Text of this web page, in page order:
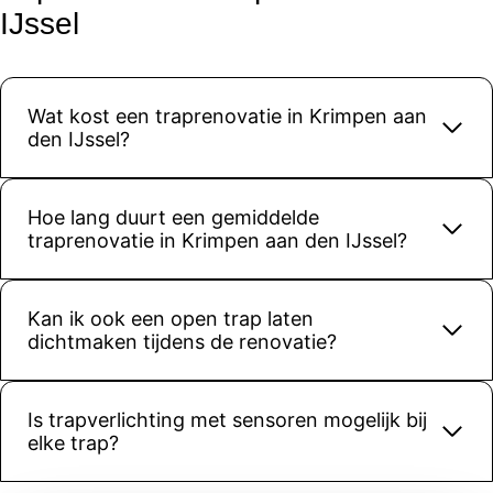
uit,
gehoopt.
Kortom:
een
baar
bedrijf
met
chap.
een
IJssel
Wat kost een traprenovatie in Krimpen aan
den IJssel?
Hoe lang duurt een gemiddelde
traprenovatie in Krimpen aan den IJssel?
Kan ik ook een open trap laten
dichtmaken tijdens de renovatie?
Is trapverlichting met sensoren mogelijk bij
elke trap?